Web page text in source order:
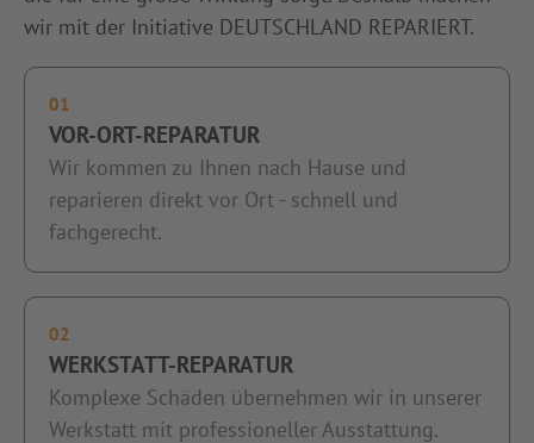
wir mit der Initiative DEUTSCHLAND REPARIERT.
01
VOR-ORT-REPARATUR
Wir kommen zu Ihnen nach Hause und
reparieren direkt vor Ort - schnell und
fachgerecht.
02
WERKSTATT-REPARATUR
Komplexe Schäden übernehmen wir in unserer
Werkstatt mit professioneller Ausstattung.